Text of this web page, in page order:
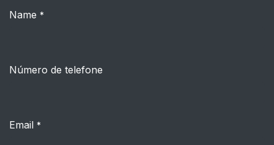
Name *
Número de telefone
Email *